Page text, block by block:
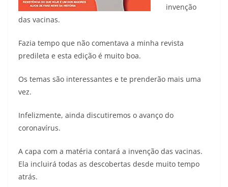
invenção
das vacinas.
Fazia tempo que não comentava a minha revista
predileta e esta edição é muito boa.
Os temas são interessantes e te prenderão mais uma
vez.
Infelizmente, ainda discutiremos o avanço do
coronavírus.
A capa com a matéria contará a invenção das vacinas.
Ela incluirá todas as descobertas desde muito tempo
atrás.